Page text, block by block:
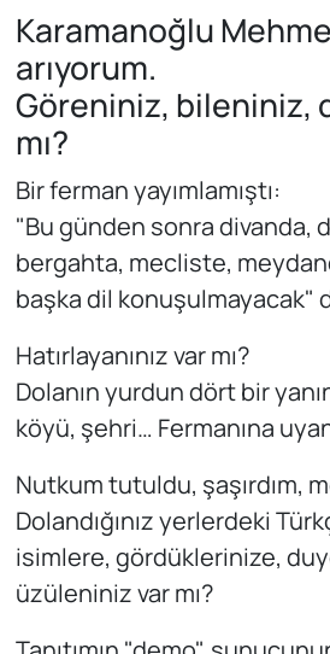
Karamanoğlu
arıyorum.
Göreniniz, bileniniz,
mı?
Bir ferman yayımlamıştı:
"Bu günden sonra divanda,
bergahta, mecliste,
başka dil konuşulmayacak"
Hatırlayanınız var mı?
Dolanın yurdun dört bir
köyü, şehri… Fermanına
Nutkum tutuldu, şaşırdım,
Dolandığınız yerlerdeki
isimlere, gördüklerinize,
üzüleniniz var mı?
Gündem
Özel Haber
Siyaset
Spor
Web Tv
Yerel